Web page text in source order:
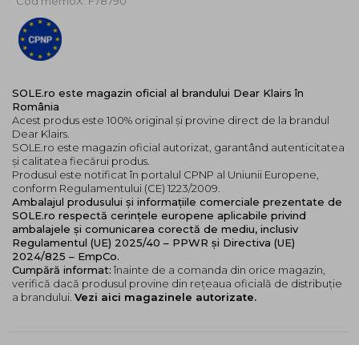
SOLE.ro este magazin oficial al brandului Dear Klairs în
România
Acest produs este 100% original și provine direct de la brandul
Dear Klairs.
SOLE.ro este magazin oficial autorizat, garantând autenticitatea
și calitatea fiecărui produs.
Produsul este notificat în portalul CPNP al Uniunii Europene,
conform Regulamentului (CE) 1223/2009.
Ambalajul produsului și informațiile comerciale prezentate de
SOLE.ro respectă cerințele europene aplicabile privind
ambalajele și comunicarea corectă de mediu, inclusiv
Regulamentul (UE) 2025/40 – PPWR și Directiva (UE)
2024/825 – EmpCo.
Cumpără informat: înainte de a comanda din orice magazin,
verifică dacă produsul provine din rețeaua oficială de distribuție
a brandului. Vezi aici magazinele autorizate.